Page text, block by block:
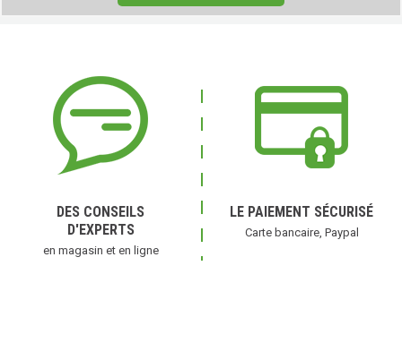
DES CONSEILS
D'EXPERTS
en magasin et en ligne
LE PAIEMENT SÉCURISÉ
Carte bancaire, Paypal